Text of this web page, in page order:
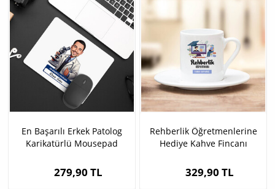
En Başarılı Erkek Patolog
Karikatürlü Mousepad
279,90 TL
Rehberlik Öğretmenlerine
Hediye Kahve Fincanı
329,90 TL